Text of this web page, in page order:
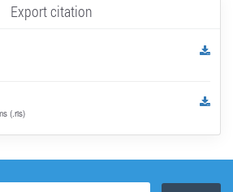
Export citation
(.ris)